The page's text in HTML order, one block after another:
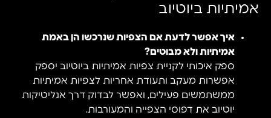
אמיתיות ביוטיוב
איך אפשר לדעת אם הצפיות שנרכשו הן באמת
אמיתיות ולא מבוטים?
ספק איכותי לקניית צפיות אמיתיות ביוטיוב יספק
אפשרות מעקב ותעודת אחריות לצפיות אמיתיות
ממשתמשים פעילים, ואפשר לבדוק דרך אנליטיקות
יוטיוב את דפוסי הצפייה והמעורבות.